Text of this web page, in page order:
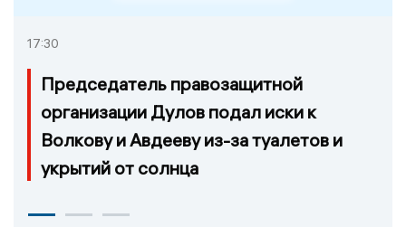
17:30
Председатель правозащитной
организации Дулов подал иски к
Волкову и Авдееву из-за туалетов и
укрытий от солнца